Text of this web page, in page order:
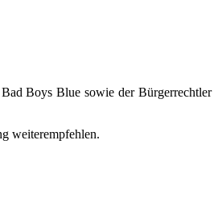
Boys Blue sowie der Bürgerrechtler
weiterempfehlen.